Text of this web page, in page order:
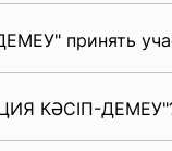
принять
КӘСІП-